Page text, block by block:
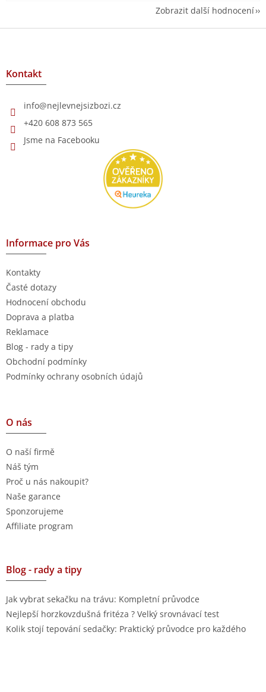
Zobrazit další hodnocení
Z
Kontakt
info@nejlevnejsizbozi.cz
+420 608 873 565
Jsme na Facebooku
Informace pro Vás
Kontakty
Časté dotazy
Hodnocení obchodu
Doprava a platba
Reklamace
Blog - rady a tipy
Obchodní podmínky
Podmínky ochrany osobních údajů
O nás
O naší firmě
Náš tým
Proč u nás nakoupit?
Naše garance
Sponzorujeme
Affiliate program
Blog - rady a tipy
Jak vybrat sekačku na trávu: Kompletní průvodce
Nejlepší horzkovzdušná fritéza ? Velký srovnávací test
Kolik stojí tepování sedačky: Praktický průvodce pro každého